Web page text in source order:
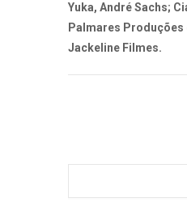
Yuka, André Sachs;
Palmares
Jackeline Filmes.